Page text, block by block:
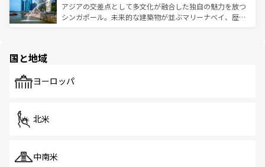
が待っている。親しみやすいタイの人々、仏教を中心とし
た文化、そして多様な観光資源が、訪れる旅人を魅了し続
ており、効率よく見どころを回れるのも魅力。息をのむよ
うな絶景から文化的な体験まで、香港を存分に楽しみ尽く
アジアの交差点として多文化が融合した独自の魅力を放つ
シンガポール。未来的な建築物が並ぶマリーナベイ、歴史
で、ホーカーズは地元の風情を楽しめる外せないスポット
国と地域
ヨーロッパ
北米
中南米